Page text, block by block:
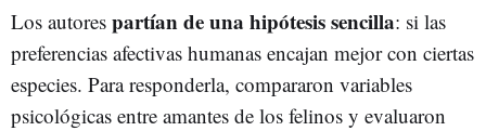
Los autores partían de una hipótesis sencilla: si las
preferencias afectivas humanas encajan mejor con ciertas
especies. Para responderla, compararon variables
psicológicas entre amantes de los felinos y evaluaron